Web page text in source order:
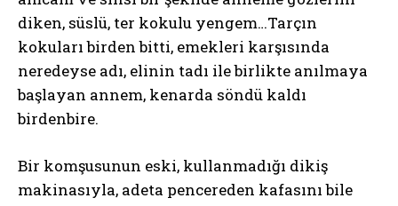
diken, süslü, ter kokulu yengem…Tarçın
kokuları birden bitti, emekleri karşısında
neredeyse adı, elinin tadı ile birlikte anılmaya
başlayan annem, kenarda söndü kaldı
birdenbire.
Bir komşusunun eski, kullanmadığı dikiş
makinasıyla, adeta pencereden kafasını bile